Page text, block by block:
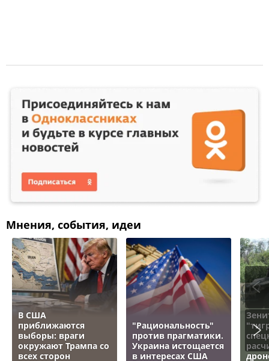
Мнения, события, идеи
В США
приближаются
выборы: враги
окружают Трампа со
всех сторон
"Рациональность"
против прагматики.
Украина истощается
в интересах США